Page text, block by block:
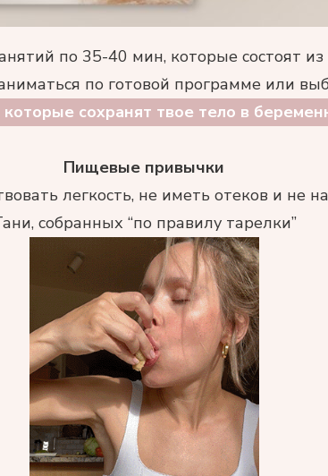
по 35-40 мин, которые состоят
по готовой программе или
сохранят твое тело в
Пищевые привычки
легкость, не иметь отеков и
собранных “по правилу тарелки”